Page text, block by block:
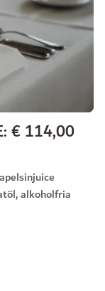
€ 114,00
alkoholfria